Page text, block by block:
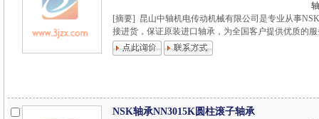
[摘要] 昆山中轴机电传动机械有限公司是专业从事
接进货，保证原装进口轴承，为全国客户提供优质的
NSK轴承NN3015K圆柱滚子轴承